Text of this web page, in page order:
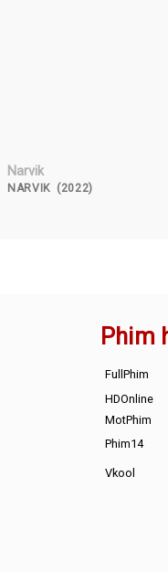
Narvik
NARVIK (2022)
Phim
FullPhim
HDOnline
MotPhim
Phim14
Vkool